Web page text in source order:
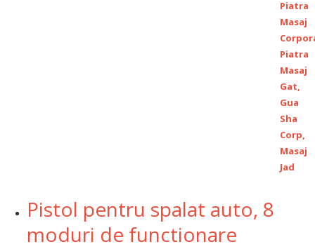
Pistol pentru spalat auto, 8
moduri de functionare